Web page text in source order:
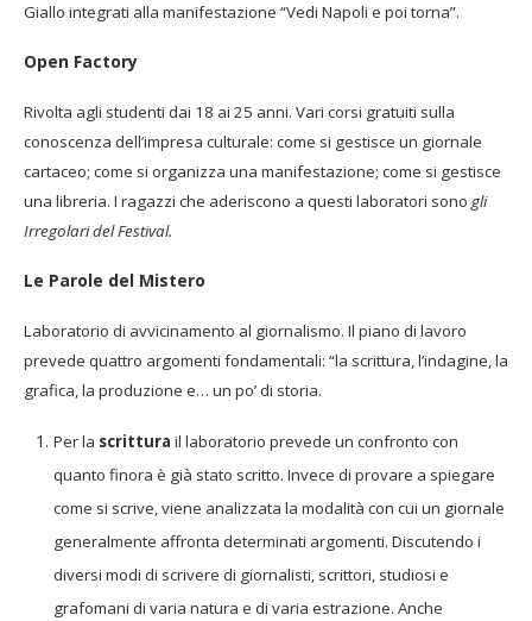
Giallo integrati alla manifestazione “Vedi Napoli e poi torna”.
Open Factory
Rivolta agli studenti dai 18 ai 25 anni. Vari corsi gratuiti sulla
conoscenza dell’impresa culturale: come si gestisce un giornale
cartaceo; come si organizza una manifestazione; come si gestisce
una libreria. I ragazzi che aderiscono a questi laboratori sono gli
Irregolari del Festival.
Le Parole del Mistero
Laboratorio di avvicinamento al giornalismo. Il piano di lavoro
prevede quattro argomenti fondamentali: “la scrittura, l’indagine, la
grafica, la produzione e… un po’ di storia.
Per la scrittura il laboratorio prevede un confronto con
quanto finora è già stato scritto. Invece di provare a spiegare
come si scrive, viene analizzata la modalità con cui un giornale
generalmente affronta determinati argomenti. Discutendo i
diversi modi di scrivere di giornalisti, scrittori, studiosi e
grafomani di varia natura e di varia estrazione. Anche